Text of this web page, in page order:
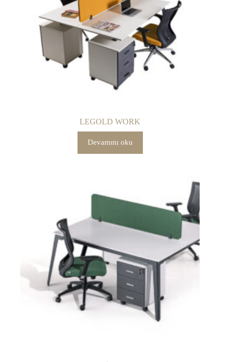
LEGOLD WORK
Devamını oku